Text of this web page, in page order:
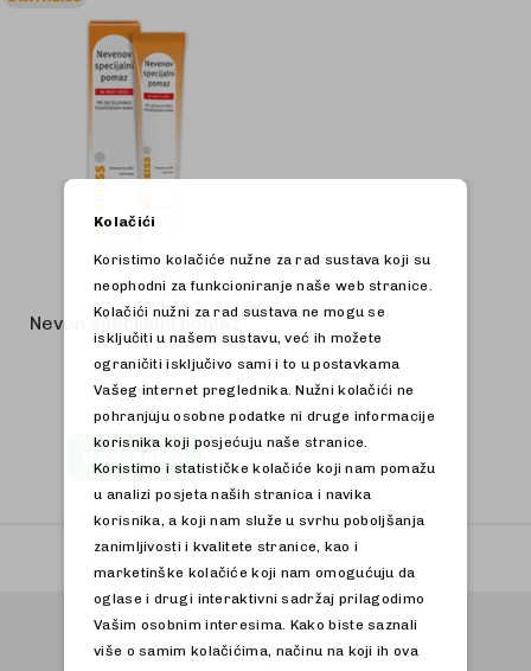
Neven specijalni pomaz
8,20 €
Kolačići
Koristimo kolačiće nužne za rad sustava koji su
neophodni za funkcioniranje naše web stranice.
Kolačići nužni za rad sustava ne mogu se
isključiti u našem sustavu, već ih možete
ograničiti isključivo sami i to u postavkama
Vašeg internet preglednika. Nužni kolačići ne
pohranjuju osobne podatke ni druge informacije
korisnika koji posjećuju naše stranice.
Koristimo i statističke kolačiće koji nam pomažu
u analizi posjeta naših stranica i navika
korisnika, a koji nam služe u svrhu poboljšanja
zanimljivosti i kvalitete stranice, kao i
marketinške kolačiće koji nam omogućuju da
oglase i drugi interaktivni sadržaj prilagodimo
Vašim osobnim interesima. Kako biste saznali
više o samim kolačićima, načinu na koji ih ova